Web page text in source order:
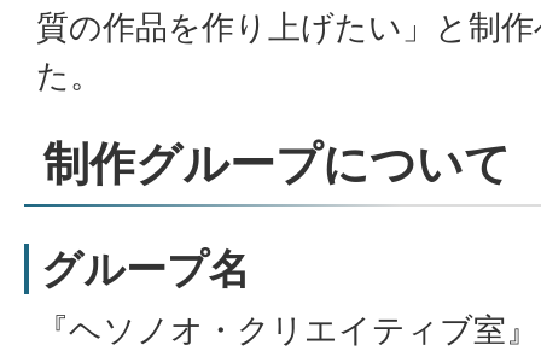
質の作品を作り上げたい」と制
た。
制作グループについて
グループ名
『ヘソノオ・クリエイティブ室』